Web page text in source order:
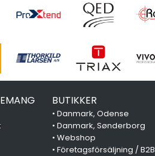
BUTIKKER
• Danmark, Odense
• Danmark, Sønderborg
• Webshop
• Företagsförsäljning / B2B